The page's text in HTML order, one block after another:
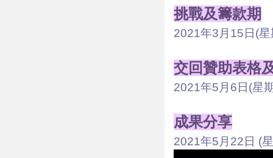
挑戰及籌款期
2021年3月15日 (
交回贊助表格
2021年5月6日(星
成果分享
2021年5月22日 (